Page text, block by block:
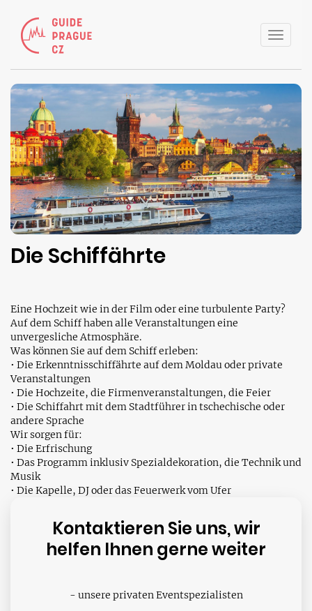
Toggle
Die Schiffährte
Eine Hochzeit wie in der Film oder eine turbulente Party?
Auf dem Schiff haben alle Veranstaltungen eine
unvergesliche Atmosphäre.
Was können Sie auf dem Schiff erleben:
• Die Erkenntnisschiffährte auf dem Moldau oder private
Veranstaltungen
• Die Hochzeite, die Firmenveranstaltungen, die Feier
• Die Schiffahrt mit dem Stadtführer in tschechische oder
andere Sprache
Wir sorgen für:
• Die Erfrischung
• Das Programm inklusiv Spezialdekoration, die Technik und
Musik
• Die Kapelle, DJ oder das Feuerwerk vom Ufer
Kontaktieren Sie uns, wir
helfen Ihnen gerne weiter
- unsere privaten Eventspezialisten